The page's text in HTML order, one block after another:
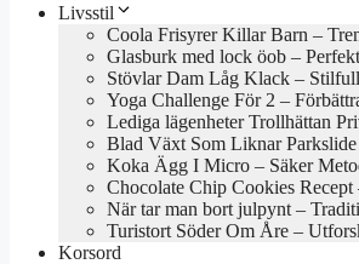
Livsstil
Coola Frisyrer Killar Barn –
Glasburk med lock öob –
Stövlar Dam Låg Klack –
Yoga Challenge För 2 –
Lediga lägenheter Trollhättan
Blad Växt Som Liknar
Koka Ägg I Micro – Säker
Chocolate Chip Cookies
När tar man bort julpynt –
Turistort Söder Om Åre –
Korsord